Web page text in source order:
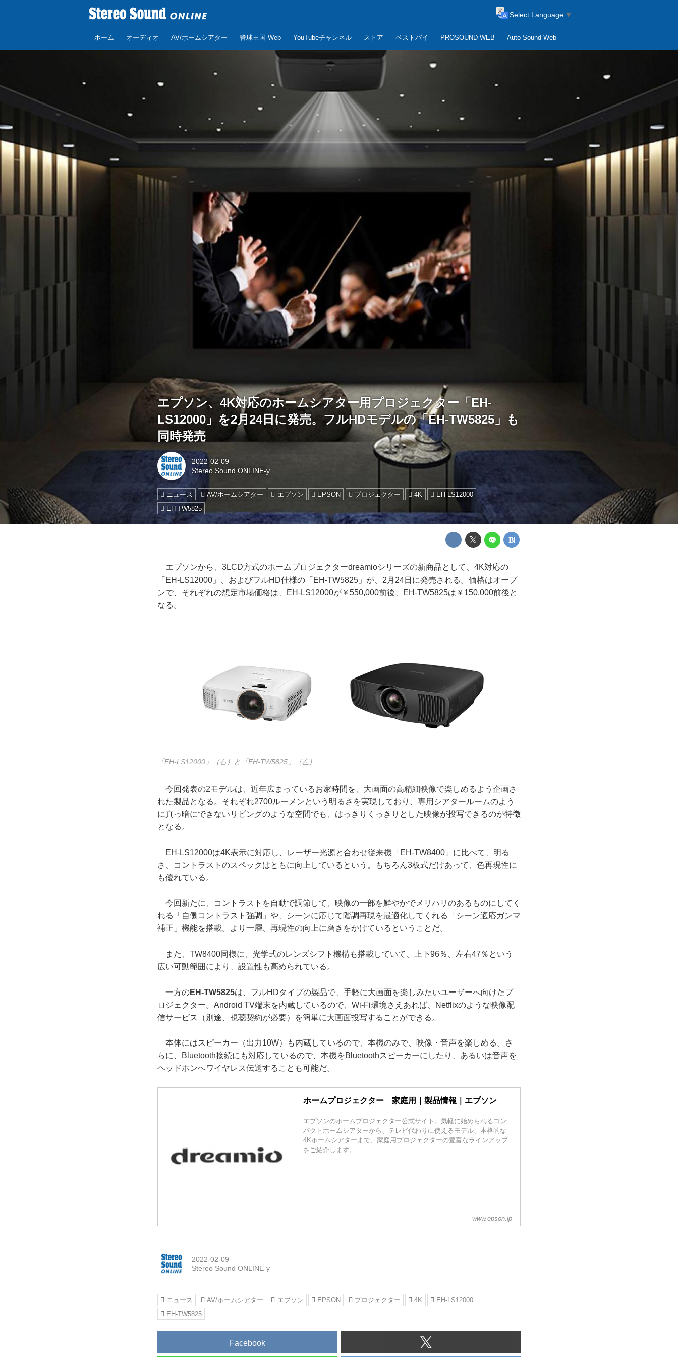
ホーム オーディオ AV/ホームシアター 管球王国 Web YouTubeチャンネル ストア ベストバイ PROSOUND WEB Auto Sound Web
Select Language ▼
エプソン、4K対応のホームシアター用プロジェクター「EH-
LS12000」を2月24日に発売。フルHDモデルの「EH-TW5825」も
同時発売
2022-02-09
Stereo Sound ONLINE-y
ニュース AV/ホームシアター エプソン EPSON プロジェクター 4K
EH-LS12000
EH-TW5825
エプソンから、3LCD方式のホームプロジェクターdreamioシリーズの新商品として、4K対応の
「EH-LS12000」、およびフルHD仕様の「EH-TW5825」が、2月24日に発売される。価格はオープ
ンで、それぞれの想定市場価格は、EH-LS12000が￥550,000前後、EH-TW5825は￥150,000前後と
なる。
「EH-LS12000」（右）と「EH-TW5825」（左）
今回発表の2モデルは、近年広まっているお家時間を、大画面の高精細映像で楽しめるよう企画さ
れた製品となる。それぞれ2700ルーメンという明るさを実現しており、専用シアタールームのよう
に真っ暗にできないリビングのような空間でも、はっきりくっきりとした映像が投写できるのが特徴
となる。
EH-LS12000は4K表示に対応し、レーザー光源と合わせ従来機「EH-TW8400」に比べて、明る
さ、コントラストのスペックはともに向上しているという。もちろん3板式だけあって、色再現性に
も優れている。
今回新たに、コントラストを自動で調節して、映像の一部を鮮やかでメリハリのあるものにしてく
れる「自働コントラスト強調」や、シーンに応じて階調再現を最適化してくれる「シーン適応ガンマ
補正」機能を搭載。より一層、再現性の向上に磨きをかけているということだ。
また、TW8400同様に、光学式のレンズシフト機構も搭載していて、上下96％、左右47％という
広い可動範囲により、設置性も高められている。
一方のEH-TW5825は、フルHDタイプの製品で、手軽に大画面を楽しみたいユーザーへ向けたプ
ロジェクター。Android TV端末を内蔵しているので、Wi-Fi環境さえあれば、Netflixのような映像配
信サービス（別途、視聴契約が必要）を簡単に大画面投写することができる。
本体にはスピーカー（出力10W）も内蔵しているので、本機のみで、映像・音声を楽しめる。さ
らに、Bluetooth接続にも対応しているので、本機をBluetoothスピーカーにしたり、あるいは音声を
ヘッドホンへワイヤレス伝送することも可能だ。
ホームプロジェクター 家庭用｜製品情報｜エプソン
エプソンのホームプロジェクター公式サイト。気軽に始められるコン
パクトホームシアターから、テレビ代わりに使えるモデル、本格的な
4Kホームシアターまで、家庭用プロジェクターの豊富なラインアップ
をご紹介します。
www.epson.jp
2022-02-09
Stereo Sound ONLINE-y
ニュース AV/ホームシアター エプソン EPSON プロジェクター 4K
EH-LS12000
EH-TW5825
Facebook